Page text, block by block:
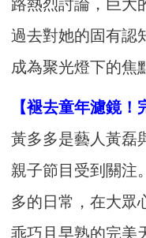
路熱烈討論，巨大
過去對她的固有認
成為聚光燈下的焦
【褪去童年濾鏡！
黃多多是藝人黃磊
親子節目受到關注
多的日常，在大眾
乖巧且早熟的完美